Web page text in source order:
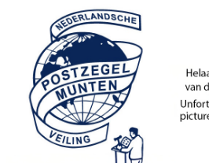
Ons Team
80 jarig bestaan
CONTACT
ACCOUNT